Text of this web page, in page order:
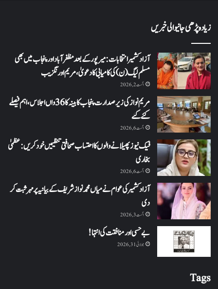
زیادہ پڑھی جانیوالی خبریں
آزاد کشمیر انتخابات: میرپور کے بعد مظفرآباد اور پنجاب میں بھی
مسلم لیگ (ن) کی کامیابی کا دعویٰ، مریم اورنگزیب
اگست 2, 2026
مریم نواز کی زیر صدارت پنجاب کابینہ کا 36واں اجلاس،اہم فیصلے
کئے گئے
اگست 6, 2026
فیک نیوز پھیلانے والوں کا احتساب صحافتی تنظیمیں خود کریں: عظمیٰ
بخاری
اگست 6, 2026
آزاد کشمیر کی عوام نے میاں محمد نواز شریف کے بیانیہ پر مہر ثبت کر
دی
اگست 3, 2026
بے حسی اور منافقت کی انتہا !
جولائی 31, 2026
Tags